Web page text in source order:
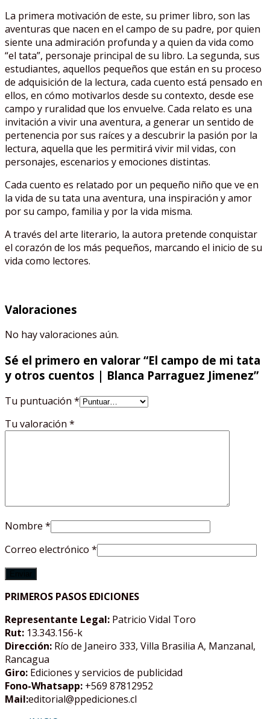
La primera motivación de este, su primer libro, son las
aventuras que nacen en el campo de su padre, por quien
siente una admiración profunda y a quien da vida como
“el tata”, personaje principal de su libro. La segunda, sus
estudiantes, aquellos pequeños que están en su proceso
de adquisición de la lectura, cada cuento está pensado en
ellos, en cómo motivarlos desde su contexto, desde ese
campo y ruralidad que los envuelve. Cada relato es una
invitación a vivir una aventura, a generar un sentido de
pertenencia por sus raíces y a descubrir la pasión por la
lectura, aquella que les permitirá vivir mil vidas, con
personajes, escenarios y emociones distintas.
Cada cuento es relatado por un pequeño niño que ve en
la vida de su tata una aventura, una inspiración y amor
por su campo, familia y por la vida misma.
A través del arte literario, la autora pretende conquistar
el corazón de los más pequeños, marcando el inicio de su
vida como lectores.
Valoraciones
No hay valoraciones aún.
Sé el primero en valorar “El campo de mi tata
y otros cuentos | Blanca Parraguez Jimenez”
Tu puntuación *
Tu valoración *
Nombre *
Correo electrónico *
PRIMEROS PASOS EDICIONES
Representante Legal: Patricio Vidal Toro
Rut: 13.343.156-k
Dirección: Río de Janeiro 333, Villa Brasilia A, Manzanal,
Rancagua
Giro: Ediciones y servicios de publicidad
Fono-Whatsapp: +569 87812952
Mail:editorial@ppediciones.cl